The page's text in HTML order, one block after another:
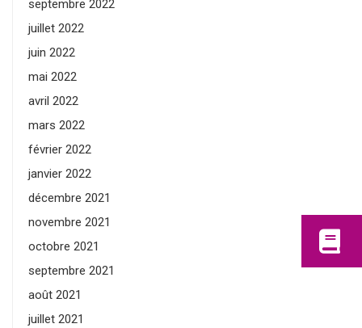
septembre 2022
juillet 2022
juin 2022
mai 2022
avril 2022
mars 2022
février 2022
janvier 2022
décembre 2021
novembre 2021
octobre 2021
septembre 2021
août 2021
juillet 2021